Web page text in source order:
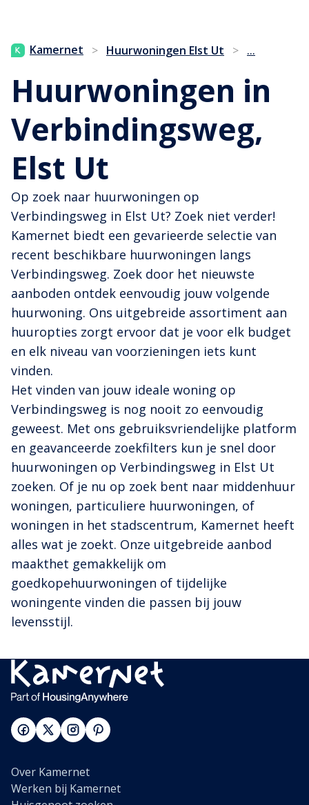
Kamernet > Huurwoningen Elst Ut > ...
Huurwoningen in
Verbindingsweg,
Elst Ut
Op zoek naar huurwoningen op
Verbindingsweg in Elst Ut? Zoek niet verder!
Kamernet biedt een gevarieerde selectie van
recent beschikbare huurwoningen langs
Verbindingsweg. Zoek door het nieuwste
aanboden ontdek eenvoudig jouw volgende
huurwoning. Ons uitgebreide assortiment aan
huuropties zorgt ervoor dat je voor elk budget
en elk niveau van voorzieningen iets kunt
vinden.
Het vinden van jouw ideale woning op
Verbindingsweg is nog nooit zo eenvoudig
geweest. Met ons gebruiksvriendelijke platform
en geavanceerde zoekfilters kun je snel door
huurwoningen op Verbindingsweg in Elst Ut
zoeken. Of je nu op zoek bent naar middenhuur
woningen, particuliere huurwoningen, of
woningen in het stadscentrum, Kamernet heeft
alles wat je zoekt. Onze uitgebreide aanbod
maakthet gemakkelijk om
goedkopehuurwoningen of tijdelijke
woningente vinden die passen bij jouw
levensstijl.
Over Kamernet
Werken bij Kamernet